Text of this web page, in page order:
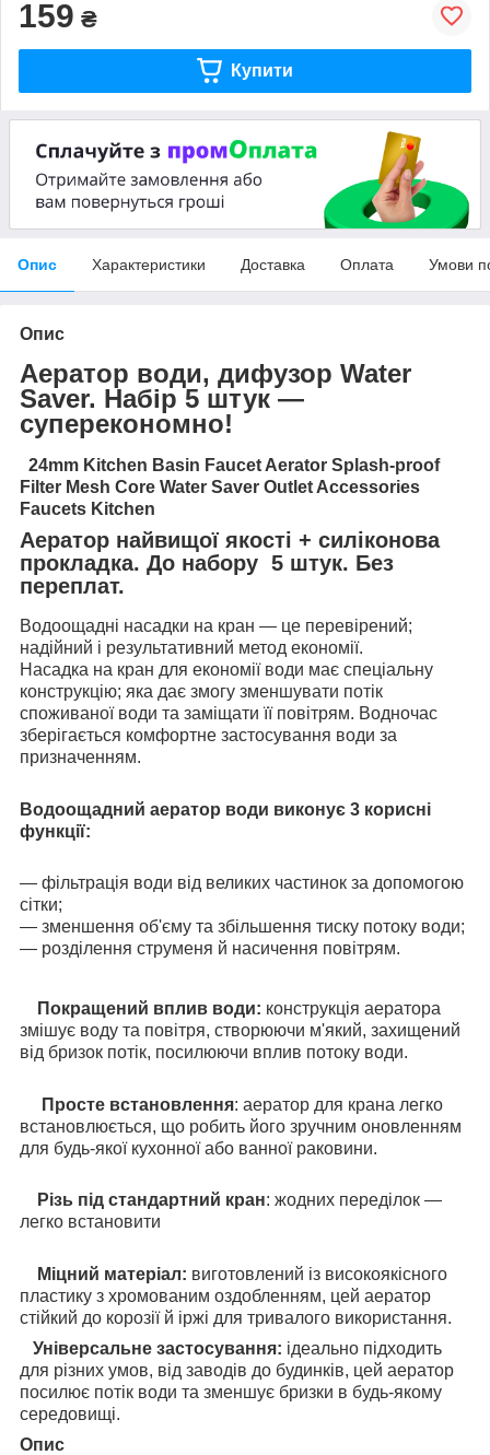
159 ₴
Купити
Опис Характеристики Доставка Оплата Умови
Опис
Аератор води, дифузор Water
Saver. Набір 5 штук —
суперекономно!
24mm Kitchen Basin Faucet Aerator Splash-proof
Filter Mesh Core Water Saver Outlet Accessories
Faucets Kitchen
Аератор найвищої якості + силіконова
прокладка. До набору 5 штук. Без
переплат.
Водоощадні насадки на кран — це перевірений;
надійний і результативний метод економії.
Насадка на кран для економії води має спеціальну
конструкцію; яка дає змогу зменшувати потік
споживаної води та заміщати її повітрям. Водночас
зберігається комфортне застосування води за
призначенням.
Водоощадний аератор води виконує 3 корисні
функції:
— фільтрація води від великих частинок за допомогою
сітки;
— зменшення об'єму та збільшення тиску потоку води;
— розділення струменя й насичення повітрям.
Покращений вплив води: конструкція аератора
змішує воду та повітря, створюючи м'який, захищений
від бризок потік, посилюючи вплив потоку води.
Просте встановлення: аератор для крана легко
встановлюється, що робить його зручним оновленням
для будь-якої кухонної або ванної раковини.
Різь під стандартний кран: жодних переділок —
легко встановити
Міцний матеріал: виготовлений із високоякісного
пластику з хромованим оздобленням, цей аератор
стійкий до корозії й іржі для тривалого використання.
Універсальне застосування: ідеально підходить
для різних умов, від заводів до будинків, цей аератор
посилює потік води та зменшує бризки в будь-якому
середовищі.
Опис